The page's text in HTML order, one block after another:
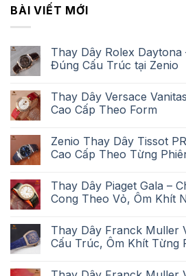
BÀI VIẾT MỚI
Thay Dây Rolex Daytona
Đúng Cấu Trúc tại Zenio
Thay Dây Versace
Cao Cấp Theo Form
Zenio Thay Dây Tissot
Cao Cấp Theo Từng
Thay Dây Piaget Gala –
Cong Theo Vỏ, Ôm Khít
Thay Dây Franck Muller
Cấu Trúc, Ôm Khít Từng